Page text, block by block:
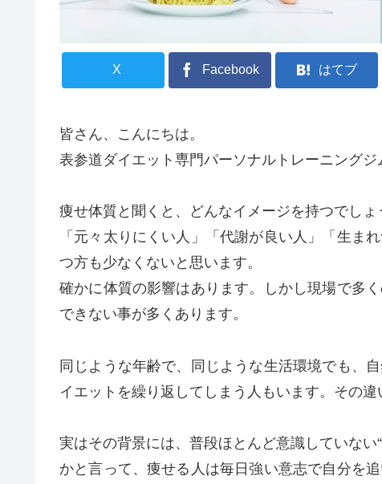
X Facebook はてブ
皆さん、こんにちは。
表参道ダイエット専門パーソナルトレーニングジ
痩せ体質と聞くと、どんなイメージを持つでしょ
「元々太りにくい人」「代謝が良い人」「生ま
つ方も少なくないと思います。
確かに体質の影響はあります。しかし現場で多
できない事が多くあります。
同じような年齢で、同じような生活環境でも、
イエットを繰り返してしまう人もいます。その違
実はその背景には、普段ほとんど意識していない“
かと言って、痩せる人は毎日強い意志で自分を